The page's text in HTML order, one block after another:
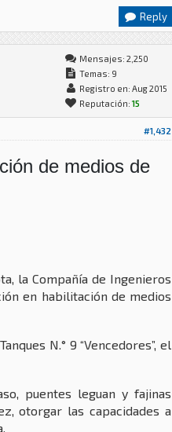
Reply
Mensajes: 2,250
Temas: 9
Registro en: Aug 2015
Reputación: 15
#1,432
de medios de
la Compañía de Ingenieros
en habilitación de medios
N.° 9 “Vencedores”, el
puentes leguan y fajinas
otorgar las capacidades a